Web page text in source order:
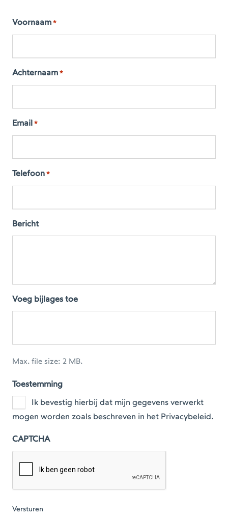
Voornaam *
Achternaam *
Email *
Telefoon *
Bericht
Voeg bijlages toe
Max. file size: 2 MB.
Toestemming
Ik bevestig hierbij dat mijn gegevens verwerkt
mogen worden zoals beschreven in het Privacybeleid.
CAPTCHA